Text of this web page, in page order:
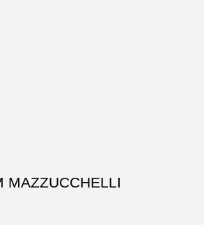
MAZZUCCHELLI